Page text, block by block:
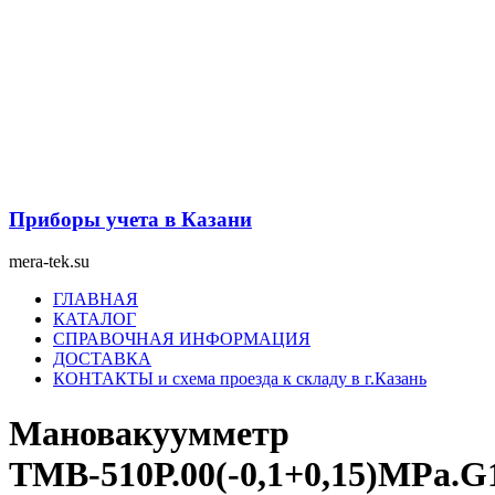
Приборы учета в Казани
mera-tek.su
МенюГЛАВНАЯ
КАТАЛОГ
СПРАВОЧНАЯ ИНФОРМАЦИЯ
ДОСТАВКА
КОНТАКТЫ и схема проезда к складу в г.Казань
Мановакуумметр
ТМВ-510Р.00(-